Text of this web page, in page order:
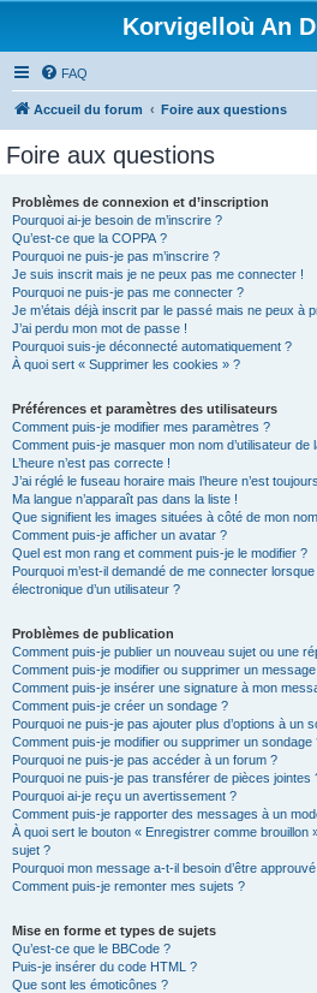
Korvigelloù An
FAQ
Accueil du forum Foire aux questions
Foire aux questions
Problèmes de connexion et d’inscription
Pourquoi ai-je besoin de m’inscrire ?
Qu’est-ce que la COPPA ?
Pourquoi ne puis-je pas m’inscrire ?
Je suis inscrit mais je ne peux pas me connecter !
Pourquoi ne puis-je pas me connecter ?
Je m’étais déjà inscrit par le passé mais ne peux à
J’ai perdu mon mot de passe !
Pourquoi suis-je déconnecté automatiquement ?
À quoi sert « Supprimer les cookies » ?
Préférences et paramètres des utilisateurs
Comment puis-je modifier mes paramètres ?
Comment puis-je masquer mon nom d’utilisateur
L’heure n’est pas correcte !
J’ai réglé le fuseau horaire mais l’heure n’est
Ma langue n’apparaît pas dans la liste !
Que signifient les images situées à côté de mon
Comment puis-je afficher un avatar ?
Quel est mon rang et comment puis-je le modifier ?
Pourquoi m’est-il demandé de me connecter
électronique d’un utilisateur ?
Problèmes de publication
Comment puis-je publier un nouveau sujet ou une
Comment puis-je modifier ou supprimer un
Comment puis-je insérer une signature à mon
Comment puis-je créer un sondage ?
Pourquoi ne puis-je pas ajouter plus d’options à un
Comment puis-je modifier ou supprimer un sondage
Pourquoi ne puis-je pas accéder à un forum ?
Pourquoi ne puis-je pas transférer de pièces jointes
Pourquoi ai-je reçu un avertissement ?
Comment puis-je rapporter des messages à un
À quoi sert le bouton « Enregistrer comme brouillon
sujet ?
Pourquoi mon message a-t-il besoin d’être
Comment puis-je remonter mes sujets ?
Mise en forme et types de sujets
Qu’est-ce que le BBCode ?
Puis-je insérer du code HTML ?
Que sont les émoticônes ?